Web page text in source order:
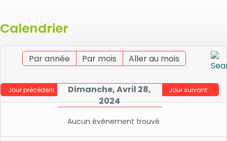
Calendrier
Par année Par mois Aller au mois
Jour précédent
Dimanche, Avril 28,
2024
Jour suivant
Aucun évènement trouvé